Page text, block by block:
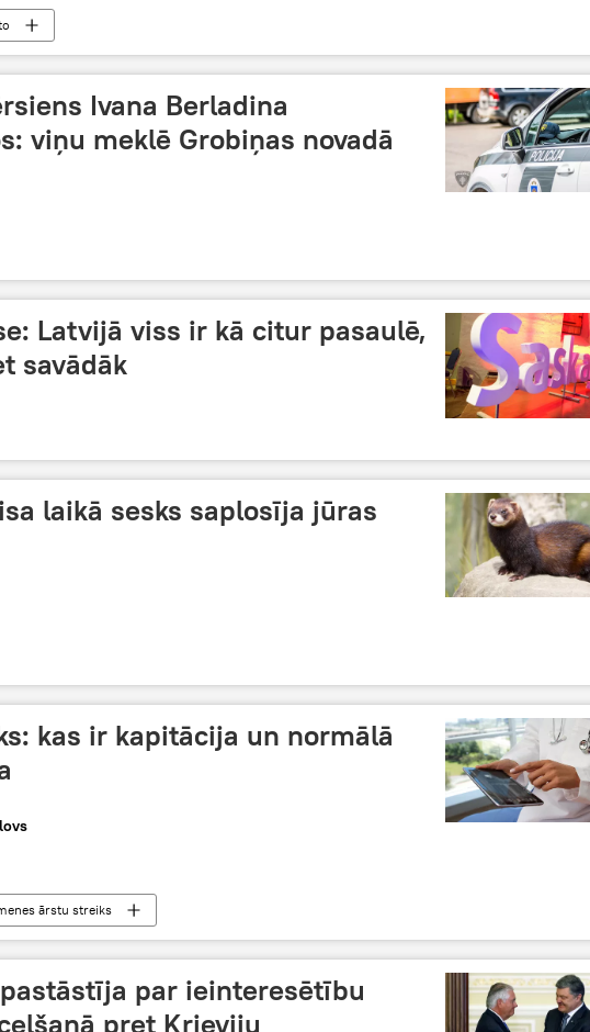
Ivana Berladina
viņu meklē Grobiņas novadā
Latvijā viss ir kā citur pasaulē,
savādāk
laikā sesks saplosīja jūras
kas ir kapitācija un normālā
ārstu streiks
par ieinteresētību
pret Krieviju